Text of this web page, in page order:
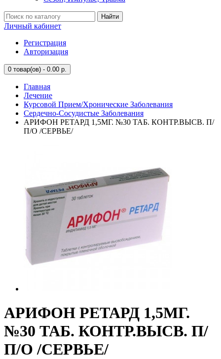
Найти
Личный кабинет
Регистрация
Авторизация
0 товар(ов) - 0.00 р.
Главная
Лечение
Курсовой Прием/Хронические Заболевания
Сердечно-Сосудистые Заболевания
АРИФОН РЕТАРД 1,5МГ. №30 ТАБ. КОНТР.ВЫСВ. П/
П/О /СЕРВЬЕ/
АРИФОН РЕТАРД 1,5МГ.
№30 ТАБ. КОНТР.ВЫСВ. П/
П/О /СЕРВЬЕ/